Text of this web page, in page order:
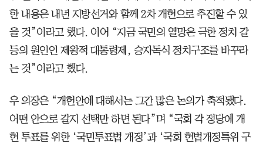
한 내용은 내년 지방선거와 함께 2차 개헌으로 추진할 수 있
을 것”이라고 했다. 이어 “지금 국민의 열망은 극한 정치 갈
등의 원인인 제왕적 대통령제, 승자독식 정치구조를 바꾸라
는 것”이라고 했다.
우 의장은 “개헌안에 대해서는 그간 많은 논의가 축적됐다.
어떤 안으로 갈지 선택만 하면 된다”며 “국회 각 정당에 개
헌 투표를 위한 ‘국민투표법 개정’과 ‘국회 헌법개정특위 구